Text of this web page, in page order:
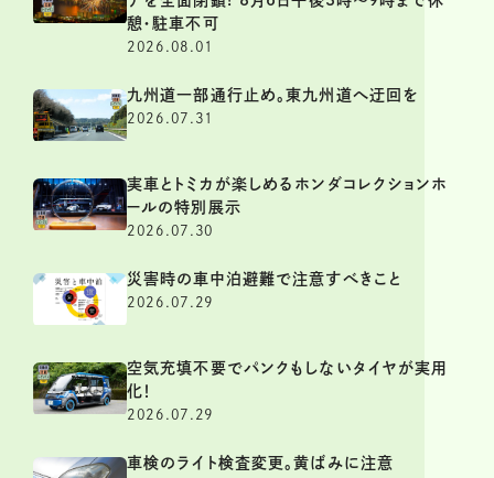
憩・駐車不可
2026.08.01
九州道一部通行止め。東九州道へ迂回を
2026.07.31
実車とトミカが楽しめるホンダコレクションホ
ールの特別展示
2026.07.30
災害時の車中泊避難で注意すべきこと
2026.07.29
空気充填不要でパンクもしないタイヤが実用
化！
2026.07.29
車検のライト検査変更。黄ばみに注意